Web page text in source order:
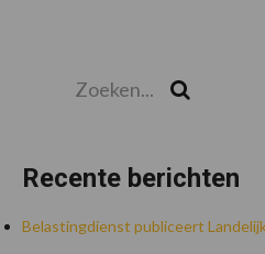
Recente berichten
Belastingdienst publiceert